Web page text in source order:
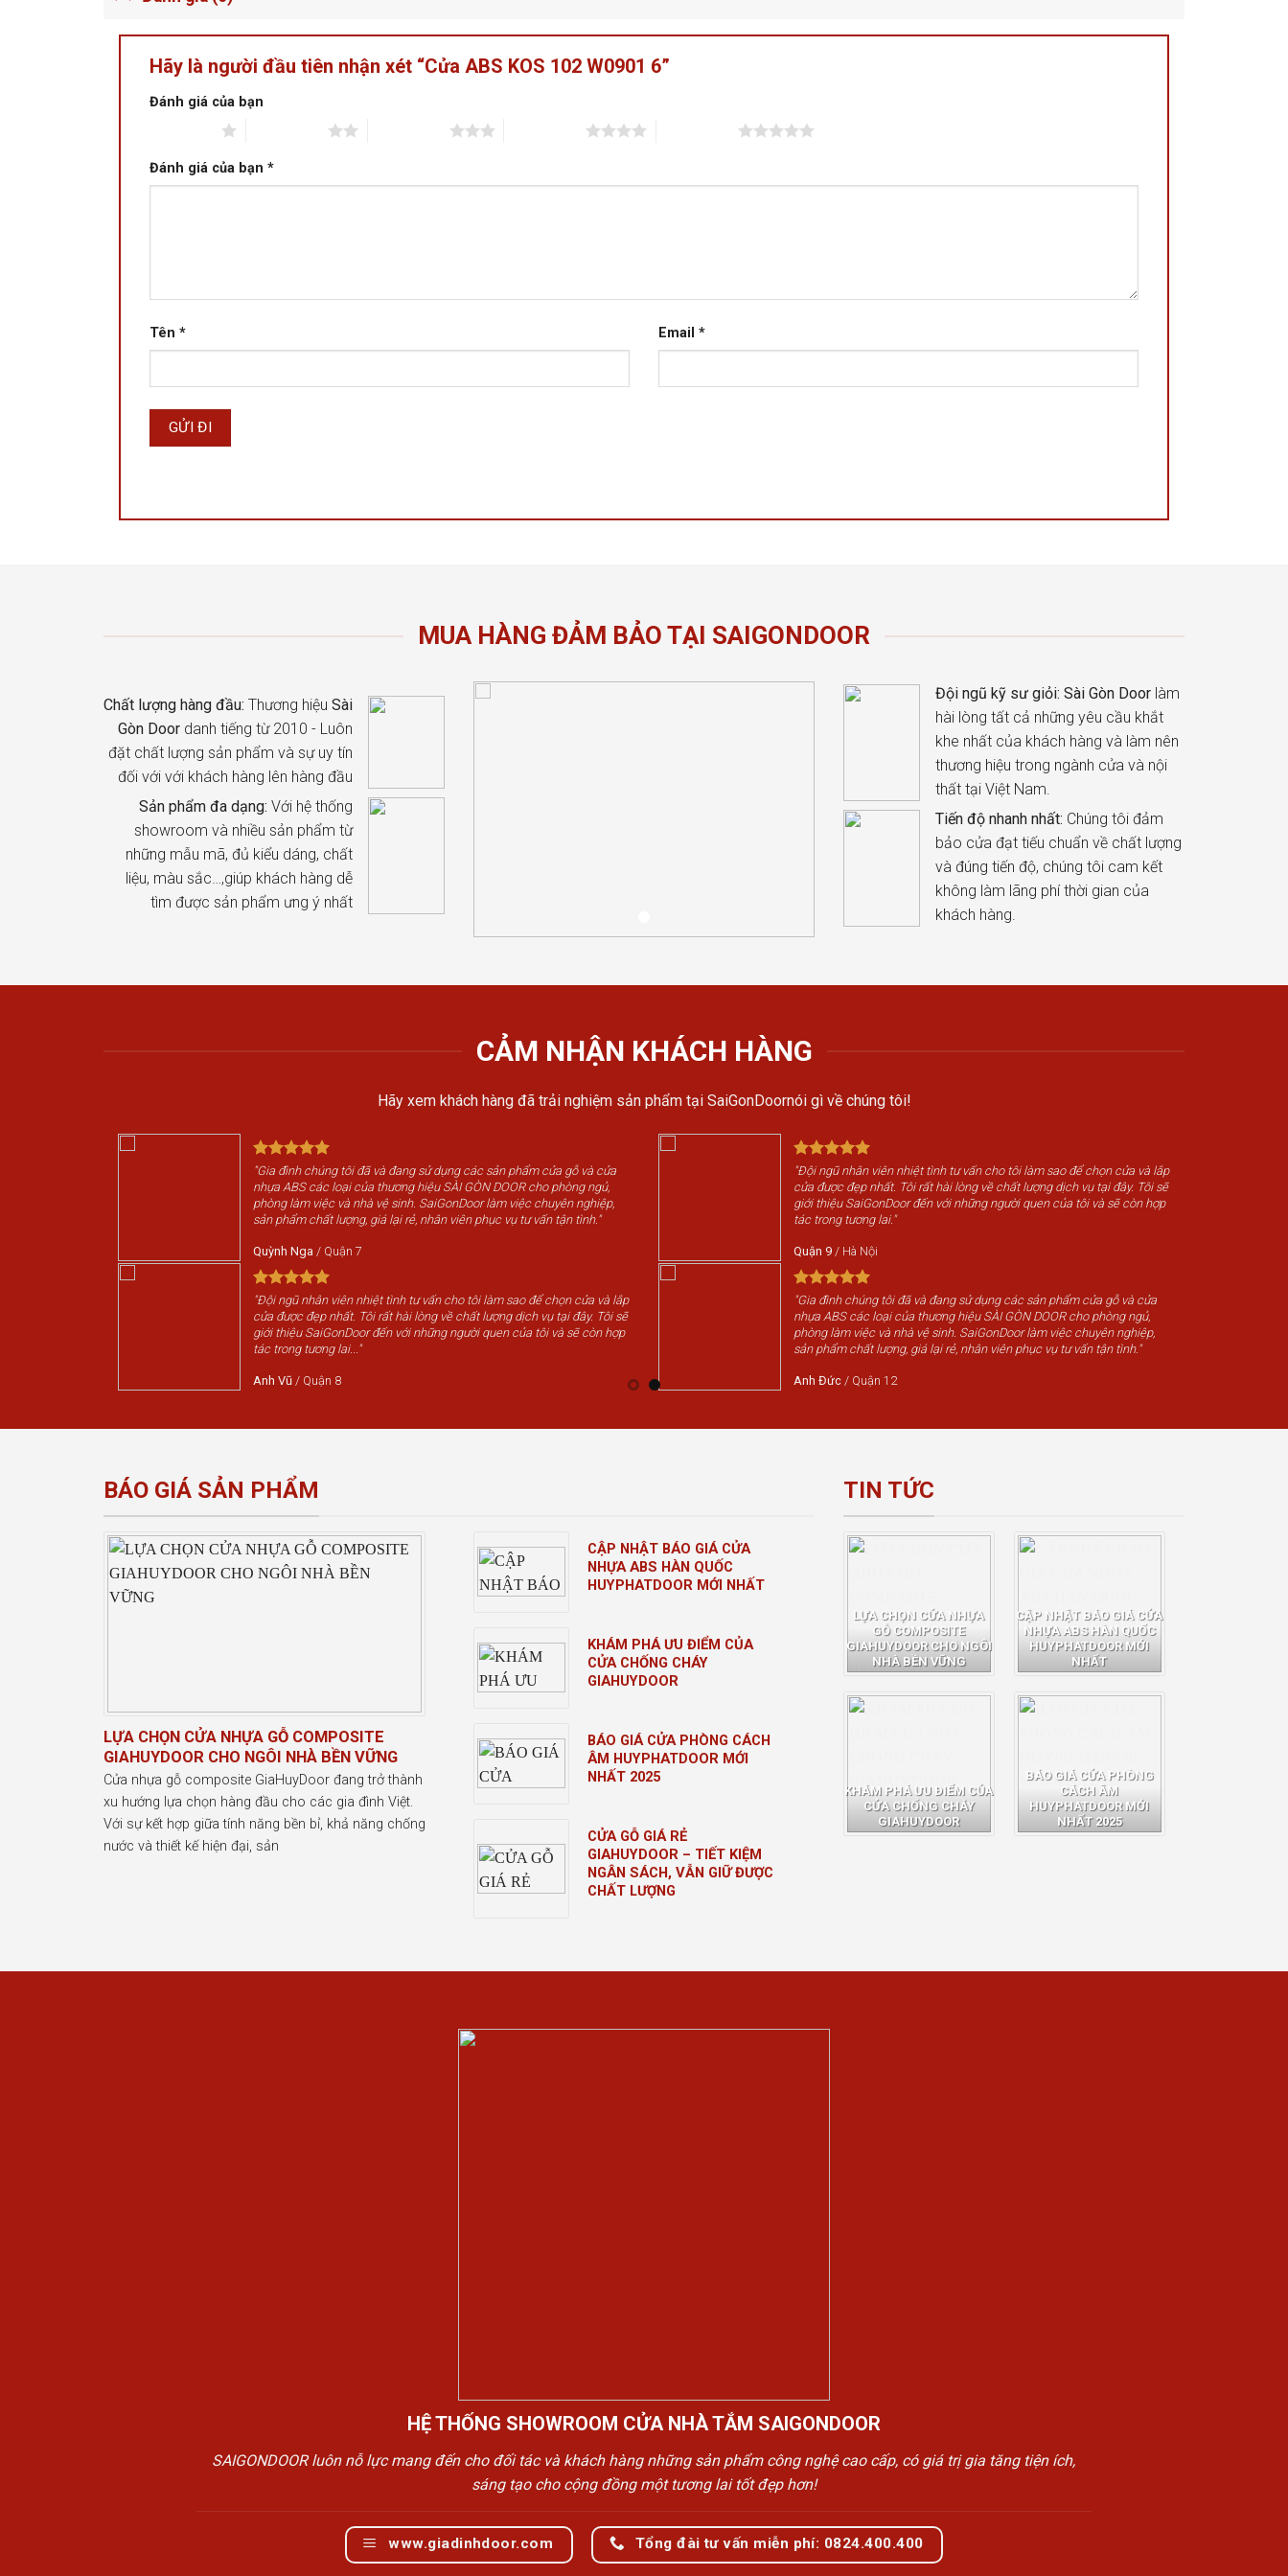
Hãy là người đầu tiên nhận xét “Cửa ABS KOS 102 W0901 6”
Đánh giá của bạn
Đánh giá của bạn *
Tên * Email *
MUA HÀNG ĐẢM BẢO TẠI SAIGONDOOR
Chất lượng hàng đầu: Thương hiệu Sài
Gòn Doordanh tiếng từ 2010 - Luôn
đặt chất lượng sản phẩm và sự uy tín
đối với với khách hàng lên hàng đầu
Sản phẩm đa dạng: Với hệ thống
showroom và nhiều sản phẩm từ
những mẫu mã, đủ kiểu dáng, chất
liệu, màu sắc…,giúp khách hàng dễ
tìm được sản phẩm ưng ý nhất
Đội ngũ kỹ sư giỏi: Sài Gòn Doorlàm
hài lòng tất cả những yêu cầu khắt
khe nhất của khách hàng và làm nên
thương hiệu trong ngành cửa và nội
thất tại Việt Nam.
Tiến độ nhanh nhất: Chúng tôi đảm
bảo cửa đạt tiếu chuẩn về chất lượng
và đúng tiến độ, chúng tôi cam kết
không làm lãng phí thời gian của
khách hàng.
CẢM NHẬN KHÁCH HÀNG
Hãy xem khách hàng đã trải nghiệm sản phẩm tại SaiGonDoornói gì về chúng tôi!
"Gia đình chúng tôi đã và đang sử dụng các sản phẩm cửa gỗ và cửa
nhựa ABS các loại của thương hiệu SÀI GÒN DOOR cho phòng ngủ,
phòng làm việc và nhà vệ sinh. SaiGonDoor làm việc chuyên nghiệp,
sản phẩm chất lượng, giá lại rẻ, nhân viên phục vụ tư vấn tận tình."
Quỳnh Nga / Quận 7
"Đội ngũ nhân viên nhiệt tình tư vấn cho tôi làm sao để chọn cửa và lắp
cửa được đẹp nhất. Tôi rất hài lòng về chất lượng dịch vụ tại đây. Tôi sẽ
giới thiệu SaiGonDoor đến với những người quen của tôi và sẽ còn hợp
tác trong tương lai."
Quận 9 / Hà Nội
"Đội ngũ nhân viên nhiệt tình tư vấn cho tôi làm sao để chọn cửa và lắp
cửa được đẹp nhất. Tôi rất hài lòng về chất lượng dịch vụ tại đây. Tôi sẽ
giới thiệu SaiGonDoor đến với những người quen của tôi và sẽ còn hợp
tác trong tương lai..."
Anh Vũ / Quận 8
"Gia đình chúng tôi đã và đang sử dụng các sản phẩm cửa gỗ và cửa
nhựa ABS các loại của thương hiệu SÀI GÒN DOOR cho phòng ngủ,
phòng làm việc và nhà vệ sinh. SaiGonDoor làm việc chuyên nghiệp,
sản phẩm chất lượng, giá lại rẻ, nhân viên phục vụ tư vấn tận tình."
Anh Đức / Quận 12
BÁO GIÁ SẢN PHẨM
LỰA CHỌN CỬA NHỰA GỖ COMPOSITE
GIAHUYDOOR CHO NGÔI NHÀ BỀN VỮNG
Cửa nhựa gỗ composite GiaHuyDoor đang trở thành
xu hướng lựa chọn hàng đầu cho các gia đình Việt.
Với sự kết hợp giữa tính năng bền bỉ, khả năng chống
nước và thiết kế hiện đại, sản
CẬP NHẬT BÁO GIÁ CỬA
NHỰA ABS HÀN QUỐC
HUYPHATDOOR MỚI NHẤT
KHÁM PHÁ ƯU ĐIỂM CỦA
CỬA CHỐNG CHÁY
GIAHUYDOOR
BÁO GIÁ CỬA PHÒNG CÁCH
ÂM HUYPHATDOOR MỚI
NHẤT 2025
CỬA GỖ GIÁ RẺ
GIAHUYDOOR – TIẾT KIỆM
NGÂN SÁCH, VẪN GIỮ ĐƯỢC
CHẤT LƯỢNG
TIN TỨC
LỰA CHỌN CỬA NHỰA
GỖ COMPOSITE
GIAHUYDOOR CHO NGÔI
NHÀ BỀN VỮNG
CẬP NHẬT BÁO GIÁ CỬA
NHỰA ABS HÀN QUỐC
HUYPHATDOOR MỚI
NHẤT
KHÁM PHÁ ƯU ĐIỂM CỦA
CỬA CHỐNG CHÁY
GIAHUYDOOR
BÁO GIÁ CỬA PHÒNG
CÁCH ÂM
HUYPHATDOOR MỚI
NHẤT 2025
HỆ THỐNG SHOWROOM CỬA NHÀ TẮM SAIGONDOOR
SAIGONDOOR luôn nỗ lực mang đến cho đối tác và khách hàng những sản phẩm công nghệ cao cấp, có giá trị gia tăng tiện ích,
sáng tạo cho cộng đồng một tương lai tốt đẹp hơn!
www.giadinhdoor.com Tổng đài tư vấn miễn phí: 0824.400.400